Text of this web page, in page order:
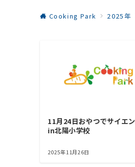
Cooking Park 2025年
11月24日おやつでサイエ
in北陽小学校
2025年11月26日